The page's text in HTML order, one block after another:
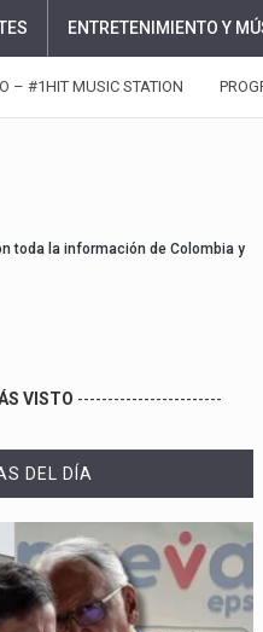
ENTRETENIMIENTO Y
– #1HIT MUSIC STATION
toda la información de Colombia y
VISTO ------------------------
DEL DÍA